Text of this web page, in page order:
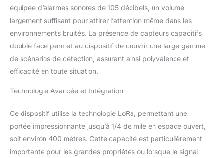
les aquariums, les
d'autres zones
potentielles de fuite
d'eau. Longue portée
inégalée : alimenté par la
de réception de pointe
allant jusqu'à 0,3 km.
environnements Wi-Fi
difficiles comme les
sous-sols, les espaces
extérieurs, les hangars et
équipée d’alarmes sonores de 105 décibels, un volume
largement suffisant pour attirer l’attention même dans les
environnements bruités. La présence de capteurs capacitifs
double face permet au dispositif de couvrir une large gamme
de scénarios de détection, assurant ainsi polyvalence et
efficacité en toute situation.
Technologie Avancée et Intégration
Ce dispositif utilise la technologie LoRa, permettant une
portée impressionnante jusqu’à 1/4 de mile en espace ouvert,
soit environ 400 mètres. Cette capacité est particulièrement
importante pour les grandes propriétés ou lorsque le signal